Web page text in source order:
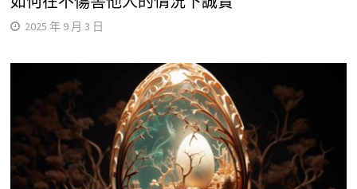
2025 年 9 月 3 日